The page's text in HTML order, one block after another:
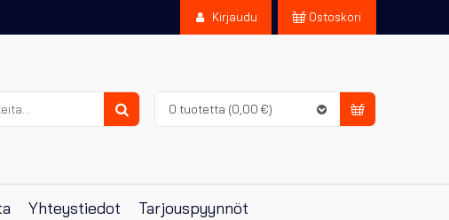
Kirjaudu Ostoskori
0 tuotetta (0,00 €)
Yhteystiedot Tarjouspyynnöt